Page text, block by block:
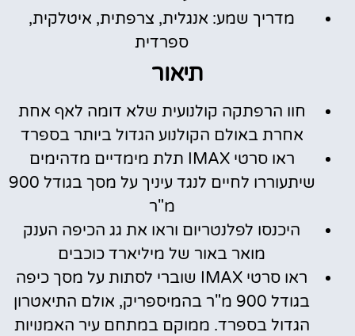
מדריך שמע: אנגלית, צרפתית, איטלקית,
ספרדית
תיאור
חוו הרפתקה קולנועית שלא דומה לאף אחת
אחרת באולם הקולנוע הגדול ביותר בספרד
ראו סרטי IMAX תלת מימדיים מדהימים
שיתעוררו לחיים לנגד עיניך על מסך בגודל 900
מ"ר
היכנסו לפלנטריום וראו את גג הכיפה הענק
מואר באור של מיליארד כוכבים
ראו סרטי IMAX שוברי לסתות על מסך כיפה
בגודל 900 מ"ר בהמיספריק, אולם התיאטרון
הגדול בספרד. ממוקם במתחם עיר האמנויות